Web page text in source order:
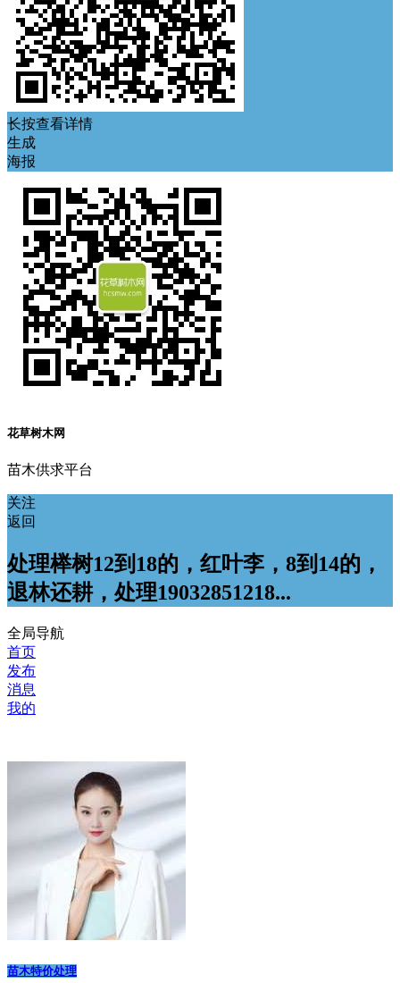
长按查看详情
生成
海报
花草树木网
苗木供求平台
关注
返回
处理榉树12到18的，红叶李，8到14的，
退林还耕，处理19032851218...
全局导航
首页
发布
消息
我的
苗木特价处理